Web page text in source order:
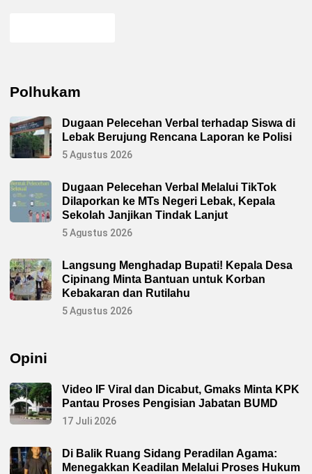
Polhukam
Dugaan Pelecehan Verbal terhadap Siswa di
Lebak Berujung Rencana Laporan ke Polisi
5 Agustus 2026
Dugaan Pelecehan Verbal Melalui TikTok
Dilaporkan ke MTs Negeri Lebak, Kepala
Sekolah Janjikan Tindak Lanjut
5 Agustus 2026
Langsung Menghadap Bupati! Kepala Desa
Cipinang Minta Bantuan untuk Korban
Kebakaran dan Rutilahu
5 Agustus 2026
Opini
Video IF Viral dan Dicabut, Gmaks Minta KPK
Pantau Proses Pengisian Jabatan BUMD
17 Juli 2026
Di Balik Ruang Sidang Peradilan Agama:
Menegakkan Keadilan Melalui Proses Hukum